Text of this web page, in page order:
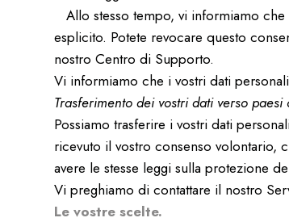
Allo stesso tempo, vi informiamo
esplicito. Potete revocare questo
nostro Centro di Supporto.
Vi informiamo che i vostri dati
Trasferimento dei vostri dati verso paesi
Possiamo trasferire i vostri dati
ricevuto il vostro consenso volontario,
avere le stesse leggi sulla protezione
Vi preghiamo di contattare il nostro
Le vostre scelte.